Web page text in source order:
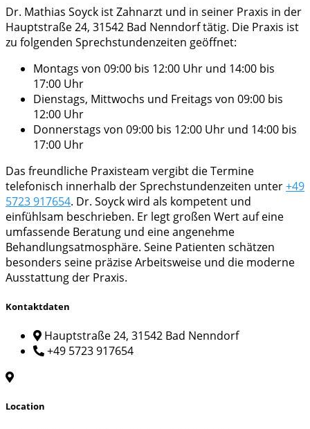
Dr. Mathias Soyck ist Zahnarzt und in seiner Praxis in der
Hauptstraße 24, 31542 Bad Nenndorf tätig. Die Praxis ist
zu folgenden Sprechstundenzeiten geöffnet:
Montags von 09:00 bis 12:00 Uhr und 14:00 bis
17:00 Uhr
Dienstags, Mittwochs und Freitags von 09:00 bis
12:00 Uhr
Donnerstags von 09:00 bis 12:00 Uhr und 14:00 bis
17:00 Uhr
Das freundliche Praxisteam vergibt die Termine
telefonisch innerhalb der Sprechstundenzeiten unter+49
5723 917654. Dr. Soyck wird als kompetent und
einfühlsam beschrieben. Er legt großen Wert auf eine
umfassende Beratung und eine angenehme
Behandlungsatmosphäre. Seine Patienten schätzen
besonders seine präzise Arbeitsweise und die moderne
Ausstattung der Praxis.
Kontaktdaten
Hauptstraße 24, 31542 Bad Nenndorf
+49 5723 917654
Location